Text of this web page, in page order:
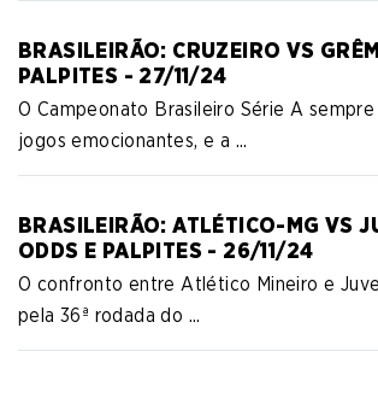
BRASILEIRÃO: CRUZEIRO VS
PALPITES - 27/11/24
O Campeonato Brasileiro Série A
jogos emocionantes, e a ...
BRASILEIRÃO: ATLÉTICO-MG VS
ODDS E PALPITES - 26/11/24
O confronto entre Atlético Mineiro e
pela 36ª rodada do ...